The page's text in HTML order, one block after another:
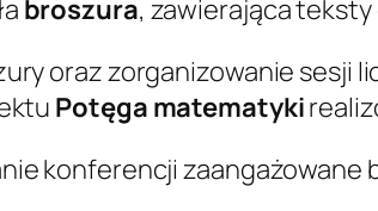
broszura, zawierająca
oraz zorganizowanie sesji
Potęga matematyki
konferencji zaangażowane